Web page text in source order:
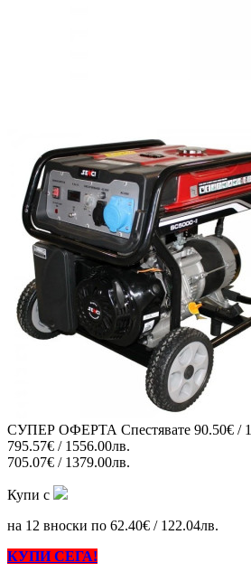
СУПЕР ОФЕРТА Спестявате 90.50€ /
795.57€ / 1556.00лв.
705.07€ / 1379.00лв.
Купи с
на 12 вноски по 62.40€ / 122.04лв.
КУПИ СЕГА!